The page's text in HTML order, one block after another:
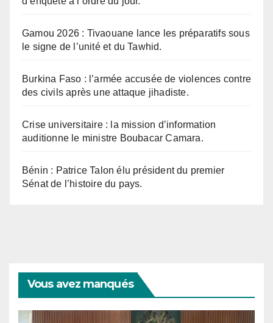
Gamou 2026 : Tivaouane lance les préparatifs sous
le signe de l’unité et du Tawhid.
Burkina Faso : l’armée accusée de violences contre
des civils après une attaque jihadiste.
Crise universitaire : la mission d’information
auditionne le ministre Boubacar Camara.
Bénin : Patrice Talon élu président du premier
Sénat de l’histoire du pays.
Vous avez manqués